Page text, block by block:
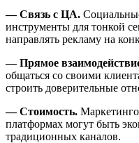
— Связь с ЦА.
инструменты для тонкой
направлять рекламу на
— Прямое
общаться со своими
строить доверительные
— Стоимость.
платформах могут быть
традиционных каналов.